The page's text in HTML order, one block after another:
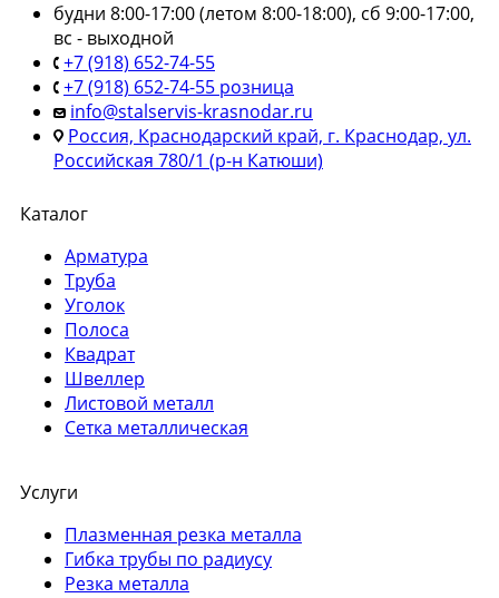
будни 8:00-17:00 (летом 8:00-18:00), сб 9:00-17:00,
вс - выходной
+7 (918) 652-74-55
+7 (918) 652-74-55 розница
info@stalservis-krasnodar.ru
Россия, Краснодарский край, г. Краснодар, ул.
Российская 780/1 (р-н Катюши)
Каталог
Арматура
Труба
Уголок
Полоса
Квадрат
Швеллер
Листовой металл
Сетка металлическая
Услуги
Плазменная резка металла
Гибка трубы по радиусу
Резка металла